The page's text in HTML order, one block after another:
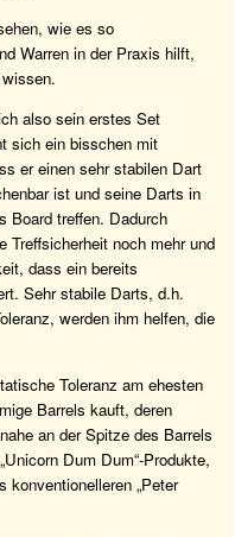
wie es so
Warren in der Praxis hilft,
also sein erstes Set
sich ein bisschen mit
er einen sehr stabilen Dart
ist und seine Darts in
Board treffen. Dadurch
Treffsicherheit noch mehr und
dass ein bereits
Sehr stabile Darts, d.h.
werden ihm helfen, die
Toleranz am ehesten
Barrels kauft, deren
an der Spitze des Barrels
Dum Dum“-Produkte,
„Peter